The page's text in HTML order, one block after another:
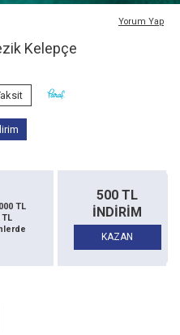
Yorum Yap
Kelepçe
500 TL
İNDİRİM
KAZAN